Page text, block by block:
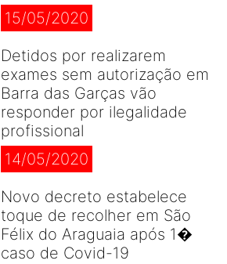
15/05/2020
Detidos por realizarem
exames sem autorização em
Barra das Garças vão
responder por ilegalidade
profissional
14/05/2020
Novo decreto estabelece
toque de recolher em São
Félix do Araguaia após 1�
caso de Covid-19